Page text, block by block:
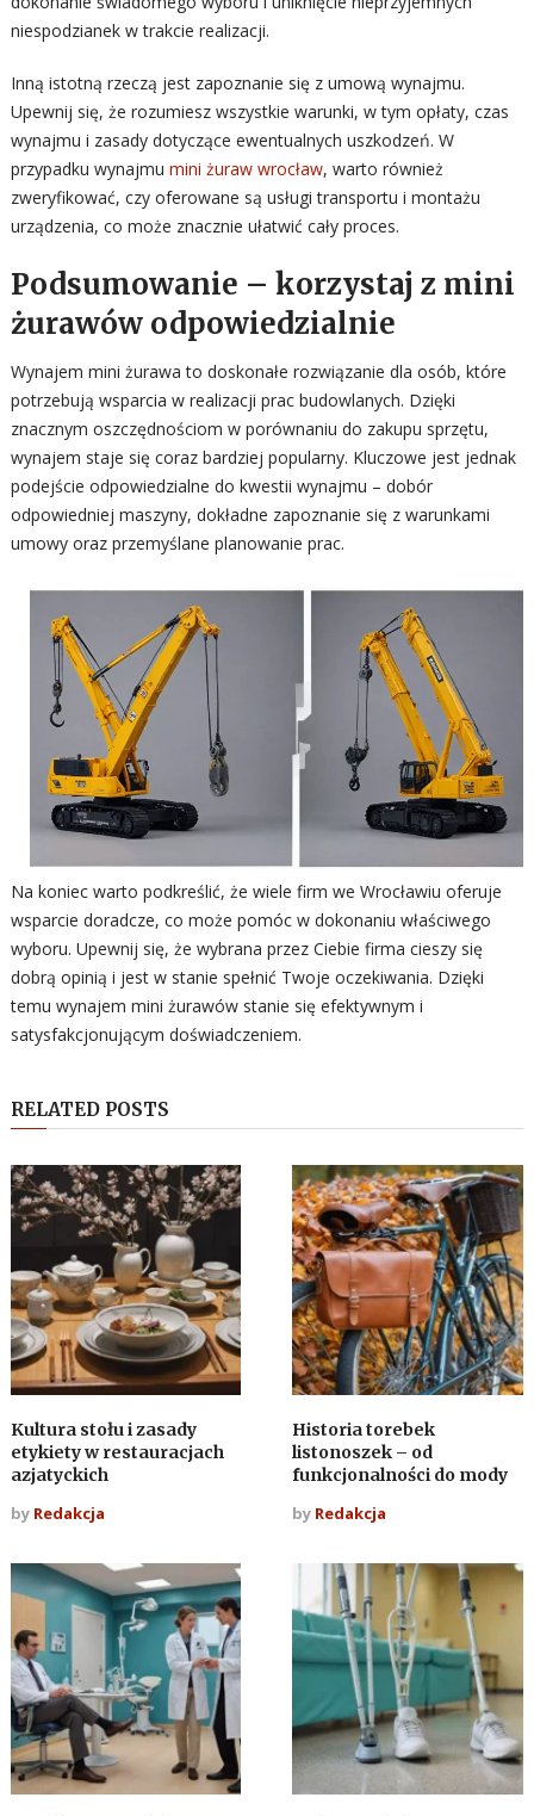
niespodzianek w trakcie realizacji.
Inną istotną rzeczą jest zapoznanie się z umową wynajmu.
Upewnij się, że rozumiesz wszystkie warunki, w tym opłaty, czas
wynajmu i zasady dotyczące ewentualnych uszkodzeń. W
przypadku wynajmu mini żuraw wrocław, warto również
zweryfikować, czy oferowane są usługi transportu i montażu
urządzenia, co może znacznie ułatwić cały proces.
Podsumowanie – korzystaj z mini
żurawów odpowiedzialnie
Wynajem mini żurawa to doskonałe rozwiązanie dla osób, które
potrzebują wsparcia w realizacji prac budowlanych. Dzięki
znacznym oszczędnościom w porównaniu do zakupu sprzętu,
wynajem staje się coraz bardziej popularny. Kluczowe jest jednak
podejście odpowiedzialne do kwestii wynajmu – dobór
odpowiedniej maszyny, dokładne zapoznanie się z warunkami
umowy oraz przemyślane planowanie prac.
Na koniec warto podkreślić, że wiele firm we Wrocławiu oferuje
wsparcie doradcze, co może pomóc w dokonaniu właściwego
wyboru. Upewnij się, że wybrana przez Ciebie firma cieszy się
dobrą opinią i jest w stanie spełnić Twoje oczekiwania. Dzięki
temu wynajem mini żurawów stanie się efektywnym i
satysfakcjonującym doświadczeniem.
RELATED POSTS
Kultura stołu i zasady
etykiety w restauracjach
azjatyckich
by Redakcja
Historia torebek
listonoszek – od
funkcjonalności do mody
by Redakcja